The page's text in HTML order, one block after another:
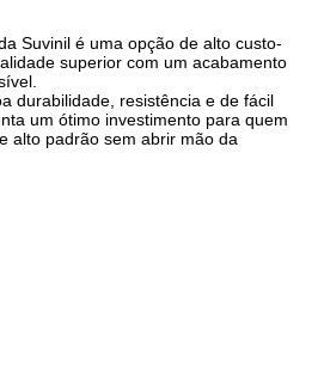
Suvinil é uma opção de alto custo-
superior com um acabamento
durabilidade, resistência e de fácil
um ótimo investimento para quem
alto padrão sem abrir mão da